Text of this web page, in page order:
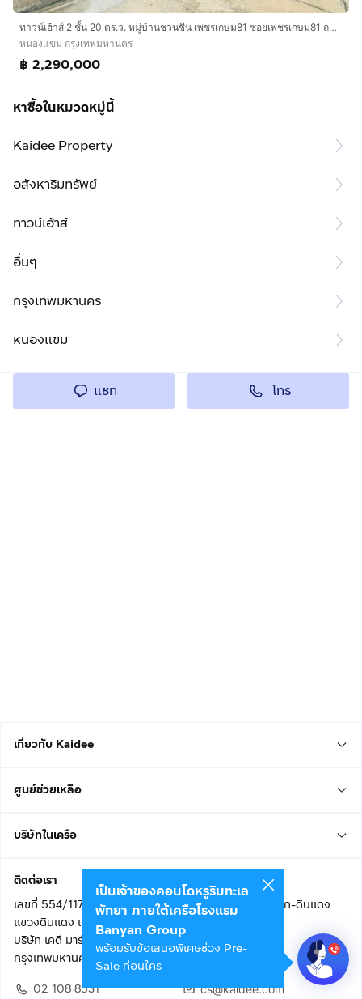
ทาวน์เฮ้าส์ 2 ชั้น 20 ตร.ว. หมู่บ้านชวนชื่น เพชรเกษม81 ซอยเพชรเกษม81 ถนนเพชรเกษม ถนนมาเจริญ ถนนพุทธมณฑลสาย4 เขตหนองแขม กรุงเทพมหานคร
หนองแขม กรุงเทพมหานคร
฿ 2,290,000
หาซื้อในหมวดหมู่นี้
Kaidee Property
อสังหาริมทรัพย์
ทาวน์เฮ้าส์
อื่นๆ
กรุงเทพมหานคร
หนองแขม
แชท โทร
เกี่ยวกับ Kaidee
ศูนย์ช่วยเหลือ
บริษัทในเครือ
ติดต่อเรา
เลขที่ 554/117 อาคารสกายไนน์ เซ็นเตอร์ ชั้น 22 ถนนอโศก-ดินแดง
แขวงดินแดง เขตดินแดง
บริษัท เคดี มาร์เก็ตเพลส จำกัด (สำนักงานใหญ่)
กรุงเทพมหานคร 10400
02 108 8531
cs@kaidee.com
เป็นเจ้าของคอนโดหรูริมทะเล
พัทยา ภายใต้เครือโรงแรม
Banyan Group
พร้อมรับข้อเสนอพิเศษช่วง Pre-
Sale ก่อนใคร